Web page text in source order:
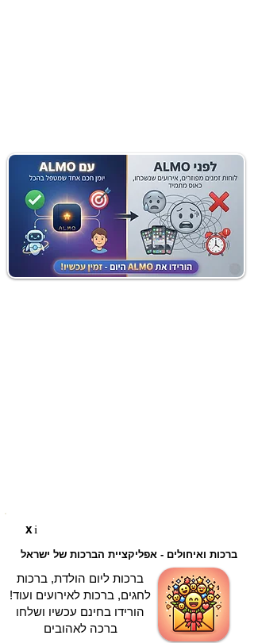
Xi
ברכות ואיחולים - אפליקציית הברכות של ישראל
ברכות ליום הולדת, ברכות
לחגים, ברכות לאירועים ועוד!
הורידו בחינם עכשיו ושלחו
ברכה לאהובים